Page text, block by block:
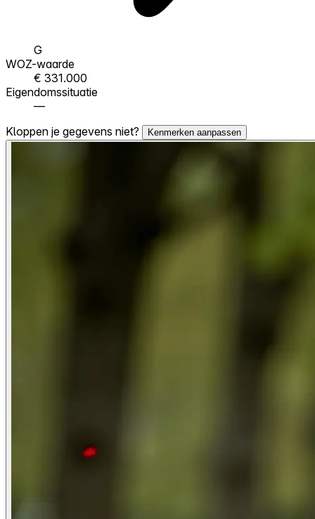
G
WOZ-waarde
€ 331.000
Eigendomssituatie
—
Kloppen je gegevens niet?
Kenmerken aanpassen